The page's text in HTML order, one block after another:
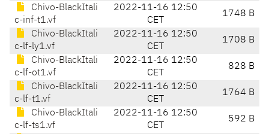
Chivo-BlackItali
c-inf-t1.vf
2022-11-16 12:50
CET
1748 B
Chivo-BlackItali
c-lf-ly1.vf
2022-11-16 12:50
CET
1708 B
Chivo-BlackItali
c-lf-ot1.vf
2022-11-16 12:50
CET
828 B
Chivo-BlackItali
c-lf-t1.vf
2022-11-16 12:50
CET
1764 B
Chivo-BlackItali
c-lf-ts1.vf
2022-11-16 12:50
CET
592 B